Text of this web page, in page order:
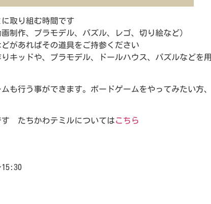
取り組む時間です
制作、プラモデル、パズル、レゴ、切り絵など）
があればその道具をご持参ください
キッドや、プラモデル、ドールハウス、パズルなどを用
行う事ができます。ボードゲームをやってみたい方、
たちかわテミルについてはこちら